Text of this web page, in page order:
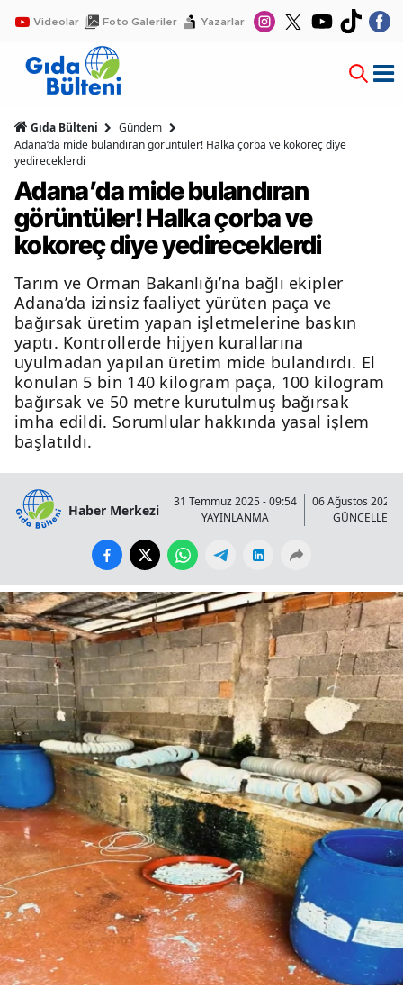
Videolar Foto Galeriler Yazarlar
Gıda Bülteni
Gündem
Adana’da mide bulandıran görüntüler! Halka çorba ve kokoreç diye
yedireceklerdi
Adana’da mide bulandıran
görüntüler! Halka çorba ve
kokoreç diye yedireceklerdi
Tarım ve Orman Bakanlığı’na bağlı ekipler
Adana’da izinsiz faaliyet yürüten paça ve
bağırsak üretim yapan işletmelerine baskın
yaptı. Kontrollerde hijyen kurallarına
uyulmadan yapılan üretim mide bulandırdı. El
konulan 5 bin 140 kilogram paça, 100 kilogram
bağırsak ve 50 metre kurutulmuş bağırsak
imha edildi. Sorumlular hakkında yasal işlem
başlatıldı.
Haber Merkezi
31 Temmuz 2025 - 09:54
YAYINLANMA
06 Ağustos 2025